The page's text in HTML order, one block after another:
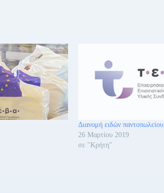
Διανομή ειδών παντοπωλείου
26 Μαρτίου 2019
σε "Κρήτη"